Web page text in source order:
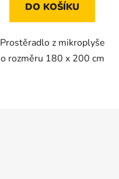
DO KOŠÍKU
Prostěradlo z mikroplyše
o rozměru 180 x 200 cm